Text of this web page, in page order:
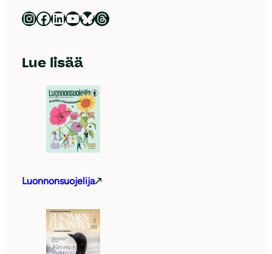
Luonnonsuojeluliitto Instagramissa Luonnonsuojeluliitto Facebookissa Luonnonsuojeluliitto LinkedInissä Luonnonsuojeluliiton YouTube-kanava Luonnonsuojeluliitto Blueskyssa Luonnonsuojeluliitto Threadsissa
Lue lisää
Luonnonsuojelija